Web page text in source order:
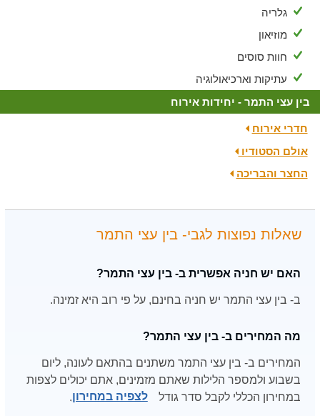
גלריה
מוזיאון
חוות סוסים
עתיקות וארכיאולוגיה
בין עצי התמר - יחידות אירוח
חדרי אירוח
אולם הסטודיו
החצר והבריכה
שאלות נפוצות לגבי- בין עצי התמר
האם יש חניה אפשרית ב- בין עצי התמר?
ב- בין עצי התמר יש חניה בחינם, על פי רוב היא זמינה.
מה המחירים ב- בין עצי התמר?
המחירים ב- בין עצי התמר משתנים בהתאם לעונה, ליום
בשבוע ולמספר הלילות שאתם מזמינים, אתם יכולים לצפות
במחירון הכללי לקבל סדר גודל
לצפיה במחירון.